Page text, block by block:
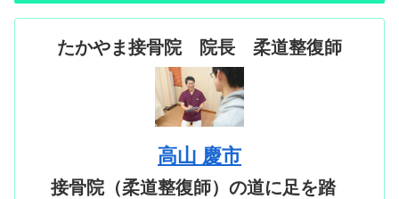
たかやま接骨院 院長 柔道整復師
高山 慶市
接骨院（柔道整復師）の道に足を踏